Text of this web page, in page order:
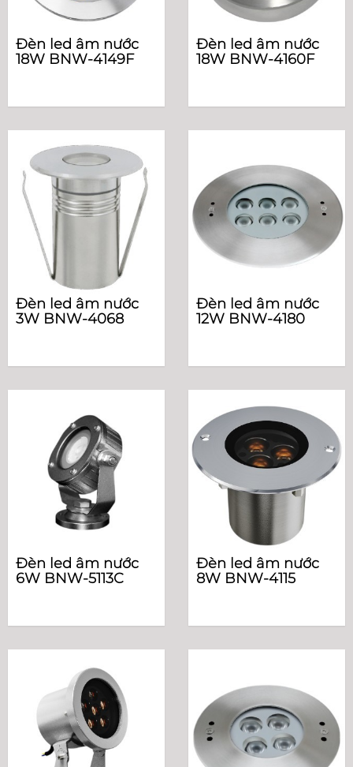
Đèn led âm nước
18W BNW-4149F
Đèn led âm nước
18W BNW-4160F
Đèn led âm nước
3W BNW-4068
Đèn led âm nước
12W BNW-4180
Đèn led âm nước
6W BNW-5113C
Đèn led âm nước
8W BNW-4115